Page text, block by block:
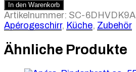
In den Warenkorb
Artikelnummer: SC-6DHVDK9A
Apérogeschirr, Küche, Zubehör
Ähnliche Produkte